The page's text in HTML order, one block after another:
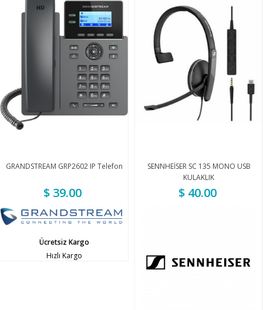
GRANDSTREAM GRP2602 IP Telefon
$ 39.00
Ücretsiz Kargo
Hızlı Kargo
SENNHEİSER SC 135 MONO USB
KULAKLIK
$ 40.00